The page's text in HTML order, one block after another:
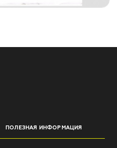
ПОЛЕЗНАЯ ИНФОРМАЦИЯ